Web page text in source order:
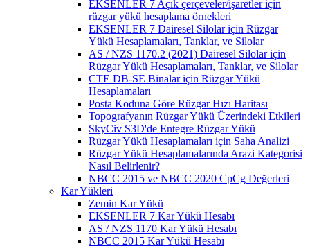
EKSENLER 7 Açık çerçeveler/işaretler için
rüzgar yükü hesaplama örnekleri
EKSENLER 7 Dairesel Silolar için Rüzgar
Yükü Hesaplamaları, Tanklar, ve Silolar
AS / NZS 1170.2 (2021) Dairesel Silolar için
Rüzgar Yükü Hesaplamaları, Tanklar, ve Silolar
CTE DB-SE Binalar için Rüzgar Yükü
Hesaplamaları
Posta Koduna Göre Rüzgar Hızı Haritası
Topografyanın Rüzgar Yükü Üzerindeki Etkileri
SkyCiv S3D'de Entegre Rüzgar Yükü
Rüzgar Yükü Hesaplamaları için Saha Analizi
Rüzgar Yükü Hesaplamalarında Arazi Kategorisi
Nasıl Belirlenir?
NBCC 2015 ve NBCC 2020 CpCg Değerleri
Kar Yükleri
Zemin Kar Yükü
EKSENLER 7 Kar Yükü Hesabı
AS / NZS 1170 Kar Yükü Hesabı
NBCC 2015 Kar Yükü Hesabı